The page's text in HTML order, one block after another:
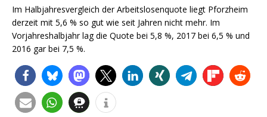
Im Halbjahresvergleich der Arbeitslosenquote liegt Pforzheim
derzeit mit 5,6 % so gut wie seit Jahren nicht mehr. Im
Vorjahreshalbjahr lag die Quote bei 5,8 %, 2017 bei 6,5 % und
2016 gar bei 7,5 %.